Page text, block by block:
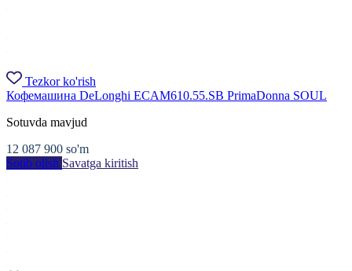
Tezkor ko'rish
Кофемашина DeLonghi ECAM610.55.SB PrimaDonna SOUL
Sotuvda mavjud
12 087 900 so'm
Sotib olish Savatga kiritish